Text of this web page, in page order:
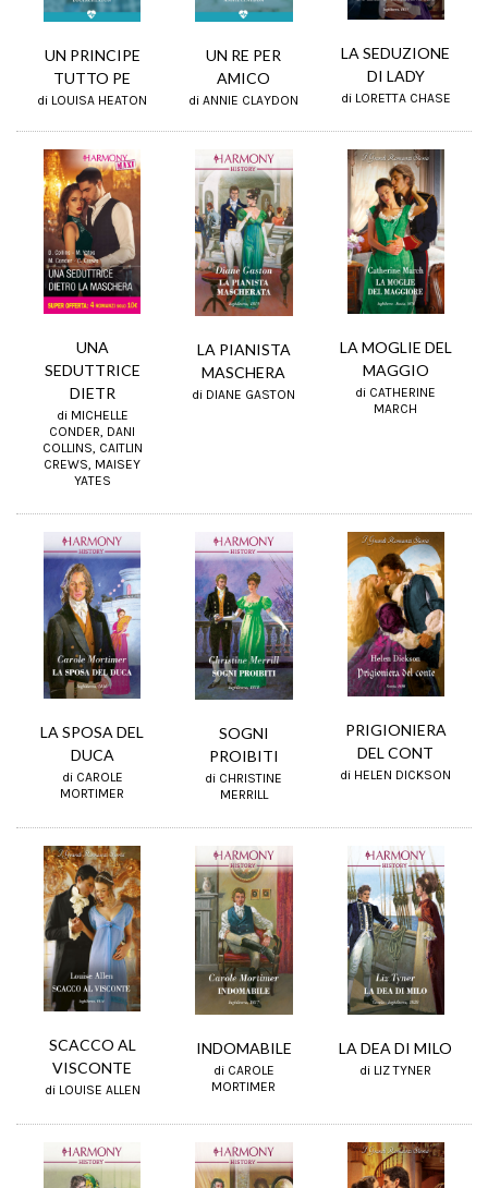
UN PRINCIPE
TUTTO PE
di LOUISA HEATON
UN RE PER
AMICO
di ANNIE CLAYDON
LA SEDUZIONE
DI LADY
di LORETTA CHASE
UNA
SEDUTTRICE
DIETR
di MICHELLE
CONDER, DANI
COLLINS, CAITLIN
CREWS, MAISEY
YATES
LA PIANISTA
MASCHERA
di DIANE GASTON
LA MOGLIE DEL
MAGGIO
di CATHERINE
MARCH
LA SPOSA DEL
DUCA
di CAROLE
MORTIMER
SOGNI
PROIBITI
di CHRISTINE
MERRILL
PRIGIONIERA
DEL CONT
di HELEN DICKSON
SCACCO AL
VISCONTE
di LOUISE ALLEN
INDOMABILE
di CAROLE
MORTIMER
LA DEA DI MILO
di LIZ TYNER